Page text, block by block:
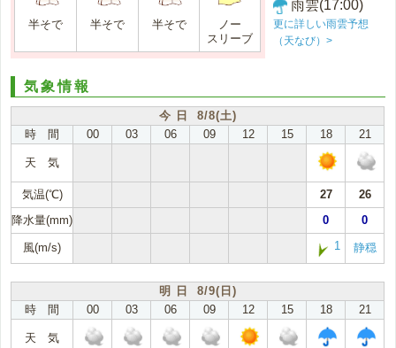
半そで 半そで 半そで
ノー
スリーブ
雨雲(17:00)
更に詳しい雨雲予想
（天なび）>
気象情報
今 日 8/8(土)
時 間
00 03 06 09 12 15 18 21
天 気
気温(℃) 27
26
降水量(mm)
0 0
風(m/s) 1 静穏
明 日 8/9(日)
時 間
00 03 06 09 12 15 18 21
天 気